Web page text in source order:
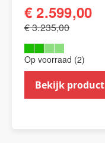
€ 2.599,00
€ 3.235,00
Op voorraad (2)
Bekijk product